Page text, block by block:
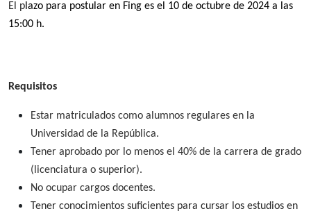
El p lazo para postular en Fing es el 10 de octubre de 2024 a las
15:00 h.
Requisitos
Estar matriculados como alumnos regulares en la
Universidad de la República.
Tener aprobado por lo menos el 40% de la carrera de grado
(licenciatura o superior).
No ocupar cargos docentes.
Tener conocimientos suficientes para cursar los estudios en